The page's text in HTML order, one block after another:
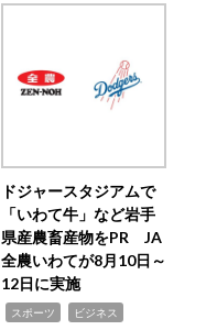
ドジャースタジアムで
「いわて牛」など岩手
県産農畜産物をPR JA
全農いわてが8月10日～
12日に実施
スポーツ ビジネス